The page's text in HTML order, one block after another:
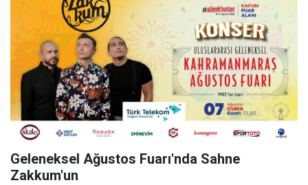
Geleneksel Ağustos Fuarı'nda Sahne
Zakkum'un